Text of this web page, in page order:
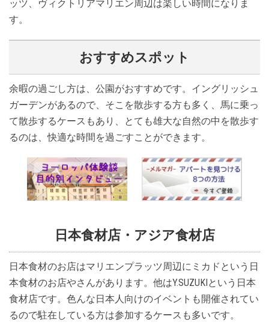
ッツ、ヴィクトリアマリエン周辺は楽しい時間になりま
す。
おすすめスポット
余暇の過ごし方は、公園がおすすめです。イングリッシュ
ガーデンがあるので、そこを散歩する方も多く、馬に乗っ
て散歩するケースもあり、とても雄大な自然の中を散歩す
るのは、快適な時間を過ごすことができます。
日本食材店・アジア食材店
日本食材のお店はマリエンプラッツ周辺にミカドという日
本食材のお店やさんがあります。他はY.SUZUKIという日本
食材店です。色んな日本人向けのイベントも開催されてい
るので駐在している方は参加するケースも多いです。